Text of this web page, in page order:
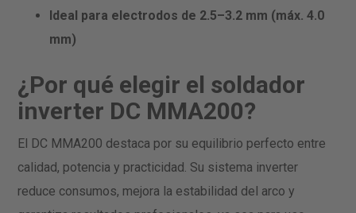
Ideal para electrodos de 2.5–3.2 mm (máx. 4.0
mm)
¿Por qué elegir el soldador
inverter DC MMA200?
El DC MMA200 destaca por su equilibrio perfecto entre
calidad, potencia y practicidad. Su sistema inverter
reduce consumos, mejora la estabilidad del arco y